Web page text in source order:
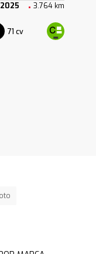
2025 3.764 km
71 cv